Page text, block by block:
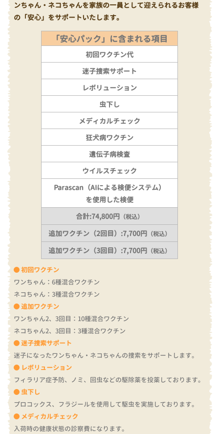
ンちゃん・ネコちゃんを家族の一員として迎えられるお客様
の「安心」をサポートいたします。
初回ワクチン
ワンちゃん：6種混合ワクチン
ネコちゃん：3種混合ワクチン
追加ワクチン
ワンちゃん2、3回目：10種混合ワクチン
ネコちゃん2、3回目：3種混合ワクチン
迷子捜索サポート
迷子になったワンちゃん・ネコちゃんの捜索をサポートします。
レボリューション
フィラリア症予防、ノミ、回虫などの駆除薬を投薬しております。
虫下し
プロコックス、フラジールを使用して駆虫を実施しております。
メディカルチェック
入荷時の健康状態の診察費になります。
「安心パック」に含まれる項目
初回ワクチン代
迷子捜索サポート
レボリューション
虫下し
メディカルチェック
狂犬病ワクチン
遺伝子病検査
ウイルスチェック
Parascan（AIによる検便システム）
を使用した検便
合計:74,800円 （税込）
追加ワクチン（2回目）:7,700円 （税込）
追加ワクチン（3回目）:7,700円 （税込）